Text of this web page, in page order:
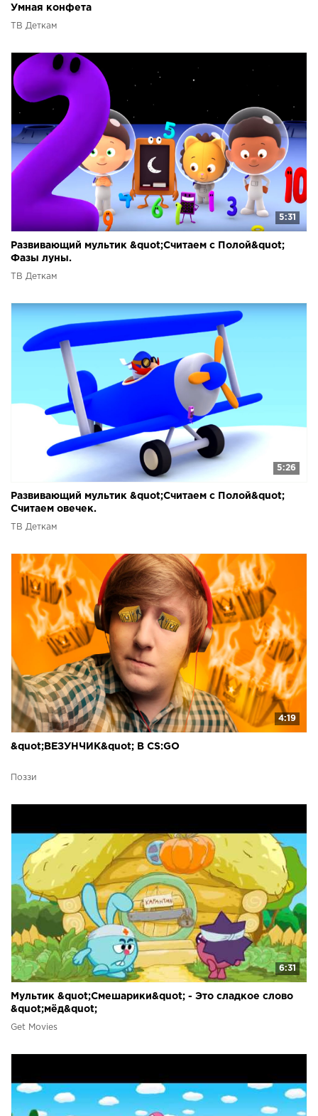
Умная конфета
ТВ Деткам
5:31
Развивающий мультик &quot;Считаем с Полой&quot;
Фазы луны.
ТВ Деткам
5:26
Развивающий мультик &quot;Считаем с Полой&quot;
Считаем овечек.
ТВ Деткам
4:19
&quot;ВЕЗУНЧИК&quot; В CS:GO
Поззи
6:31
Мультик &quot;Смешарики&quot; - Это сладкое слово
&quot;мёд&quot;
Get Movies